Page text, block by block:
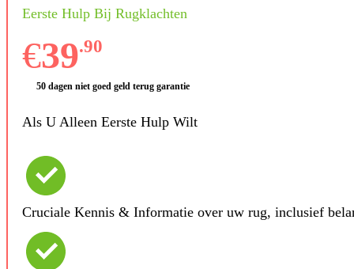
Eerste Hulp Bij Rugklachten
€39.90
50 dagen niet goed geld terug garantie
Als U Alleen Eerste Hulp Wilt
Cruciale Kennis & Informatie over uw rug, inclusief